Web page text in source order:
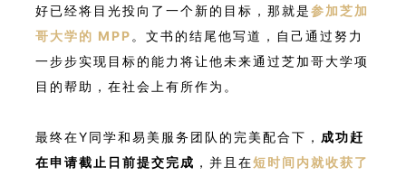
好已经将目光投向了一个新的目标，那就是参加芝加
哥大学的 MPP。文书的结尾他写道，自己通过努力
一步步实现目标的能力将让他未来通过芝加哥大学项
目的帮助，在社会上有所作为。
最终在Y同学和易美服务团队的完美配合下， 成功赶
在申请截止日前提交完成 ，并且在短时间内就收获了